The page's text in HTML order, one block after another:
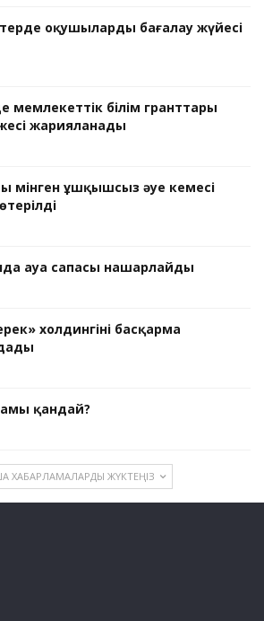
оқушыларды бағалау жүйесі
мемлекеттік білім гранттары
жарияланады
мінген ұшқышсыз әуе кемесі
ауа сапасы нашарлайды
холдингінің басқарма
қандай?
ХАБАРЛАМАЛАРДЫ ЖҮКТЕҢІЗ